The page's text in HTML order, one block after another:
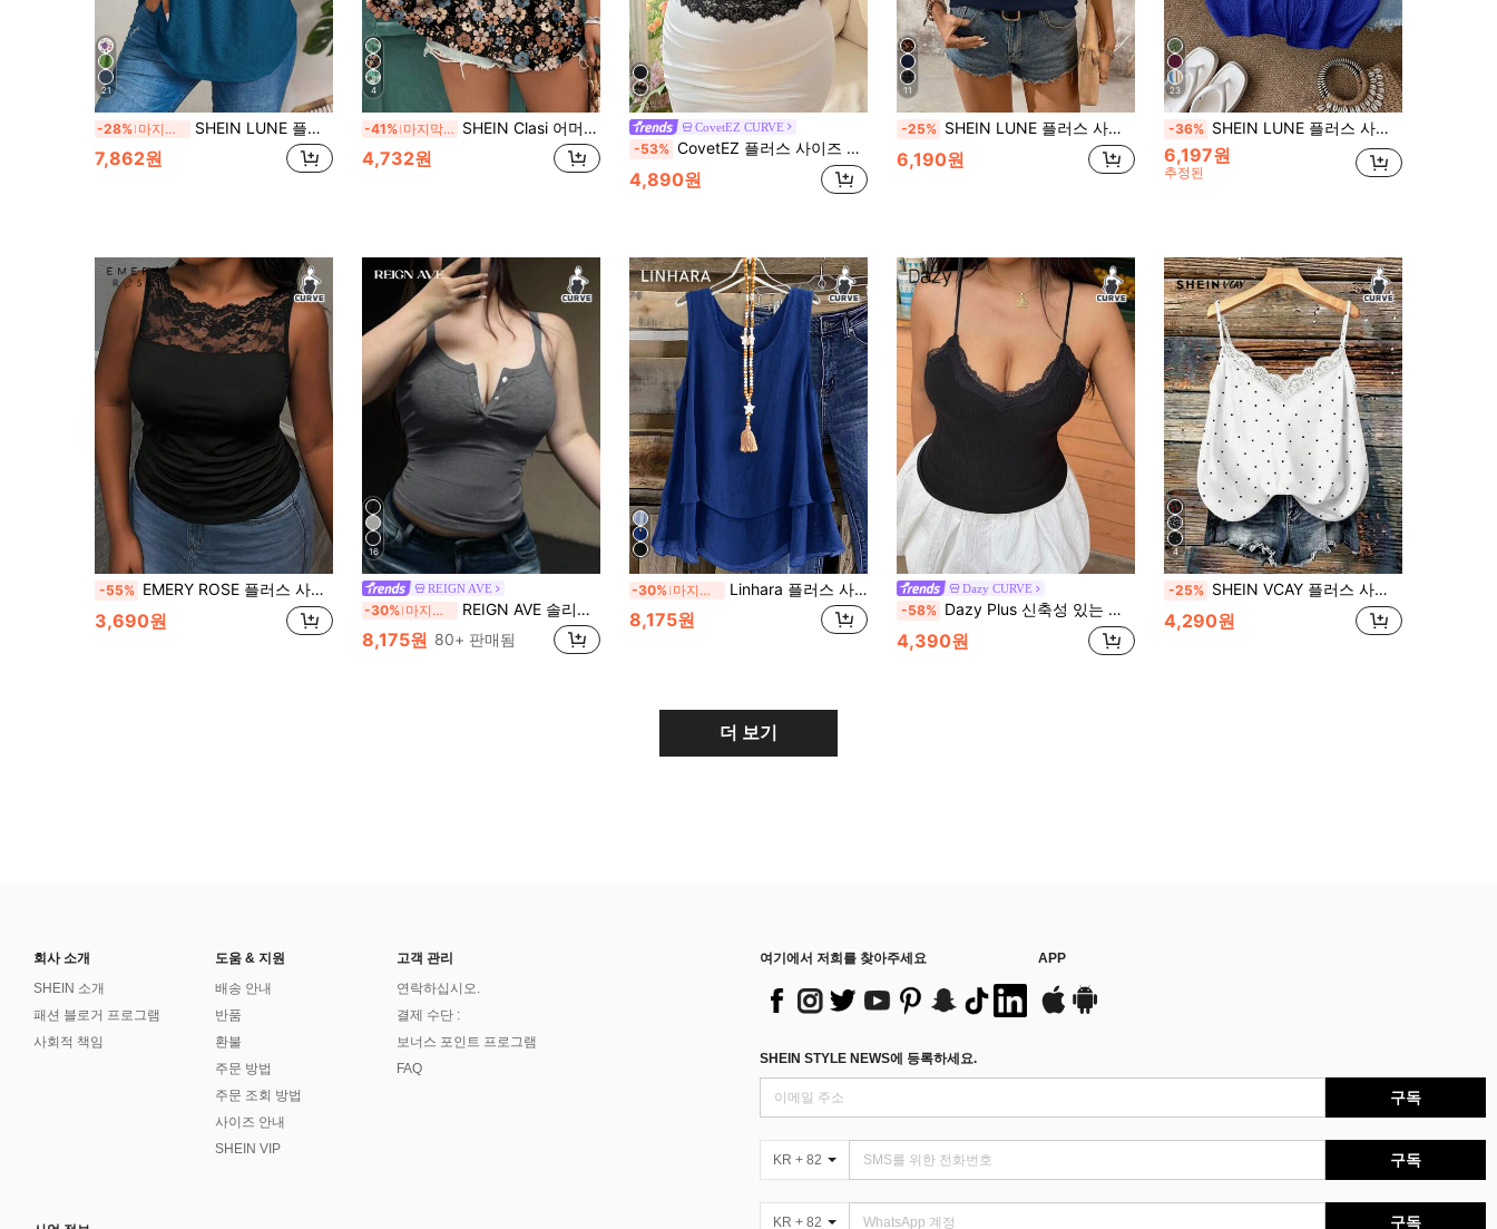
21
-28% 마지막 3일 SHEIN LUNE 플러스 사이즈 여성용 핑크 캐미솔 민소매 탱크 탑, 캐주얼 여름
7,862원
4
-41% 마지막 3일 SHEIN Clasi 어머니의 날 캐주얼 레트로 잔꽃무늬 우아한 플러스 사이즈 캐미솔 탑, 여름 해변 휴가에 적합, 꽃/휴가/봄
4,732원
CovetEZ CURVE
-53% CovetEZ 플러스 사이즈 여성 레이스 캐미솔 탑
4,890원
11
-25% SHEIN LUNE 플러스 사이즈 여성 솔리드 컬러 캐주얼 다용도 데일리 웨어 상의
6,190원
23
-36% SHEIN LUNE 플러스 사이즈 여성용 플레인 컬러 질감 프론트 타이 탑, 여름 로얄 블루 블라우스, 외출용 탑, 휴가
6,197원
추정된
-55% EMERY ROSE 플러스 사이즈 여성용 레이스 패치워크 플리츠 캐주얼 다용도 데일리 외출 탑
3,690원
16
REIGN AVE
-30% 마지막 3일 REIGN AVE 솔리드 컬러 하프 오픈 칼라 핏팅 탄성 크롭 캐미솔 탑
8,175원 80+ 판매됨
-30% 마지막 3일 Linhara 플러스 사이즈 여성용 로맨틱 데이트 봄/여름 패션 다용도 일상 출퇴근 탱크탑
8,175원
Dazy CURVE
-58% Dazy Plus 신축성 있는 바디콘 다용도 섹시한 대비 레이스 플러스 사이즈 여성 블랙 캐미솔 탑 여름
4,390원
4
-25% SHEIN VCAY 플러스 사이즈 여성 폴카 도트 프린트 대비 레이스 캐미 탱크 탑
4,290원
더 보기
회사 소개
SHEIN 소개
패션 블로거 프로그램
사회적 책임
도움 & 지원
배송 안내
반품
환불
주문 방법
주문 조회 방법
사이즈 안내
SHEIN VIP
고객 관리
연락하십시오.
결제 수단 :
보너스 포인트 프로그램
FAQ
여기에서 저희를 찾아주세요 APP
SHEIN STYLE NEWS에 등록하세요.
구독
KR + 82 구독
KR + 82 구독